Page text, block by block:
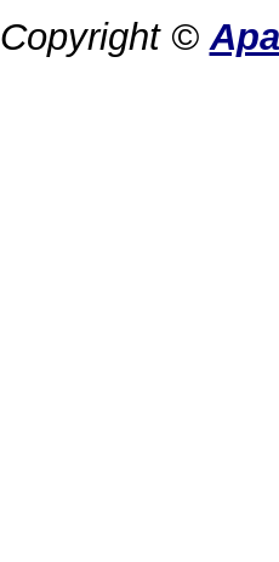
Copyright ©